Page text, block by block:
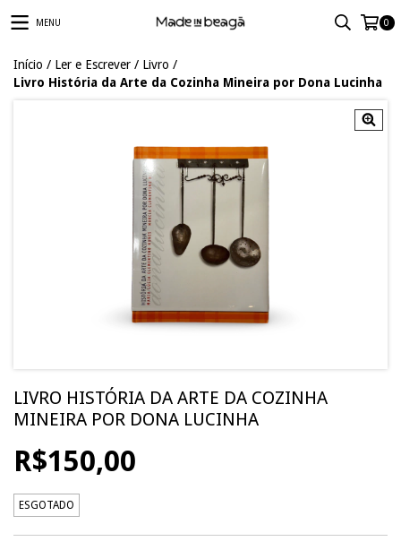
MENU 0
Início / Ler e Escrever / Livro /
Livro História da Arte da Cozinha Mineira por Dona Lucinha
LIVRO HISTÓRIA DA ARTE DA COZINHA
MINEIRA POR DONA LUCINHA
R$150,00
ESGOTADO